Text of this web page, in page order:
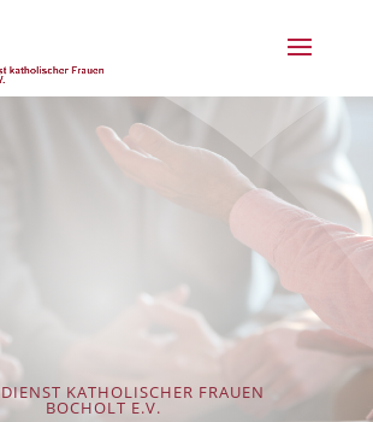
KATHOLISCHER FRAUEN
BOCHOLT E.V.